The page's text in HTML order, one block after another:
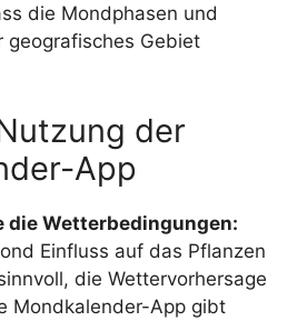
die Mondphasen und
geografisches Gebiet
der
App
die Wetterbedingungen:
Einfluss auf das Pflanzen
die Wettervorhersage
Mondkalender-App gibt